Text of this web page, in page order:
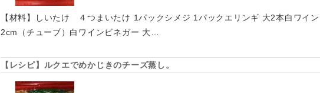
【材料】しいたけ ４つまいたけ 1パックシメジ 1パックエリンギ 大2本白ワイ
2cm（チューブ）白ワインビネガー 大…
【レシピ】ルクエでめかじきのチーズ蒸し。